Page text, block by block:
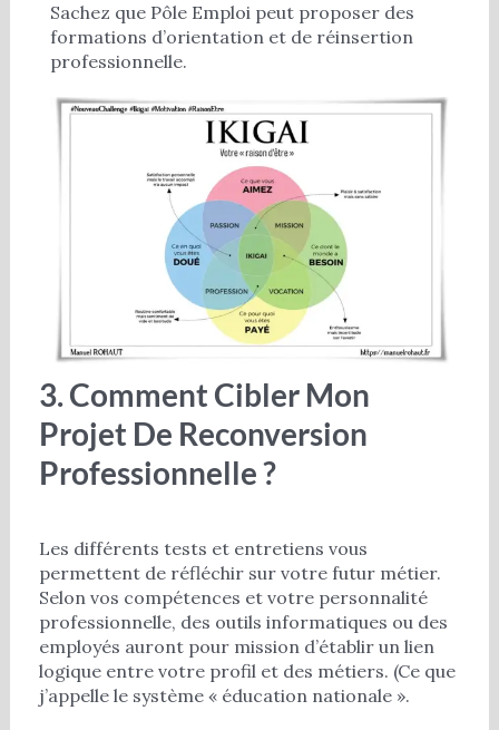
Sachez que Pôle Emploi peut proposer des
formations d’orientation et de réinsertion
professionnelle.
3. Comment Cibler Mon
Projet De Reconversion
Professionnelle ?
Les différents tests et entretiens vous
permettent de réfléchir sur votre futur métier.
Selon vos compétences et votre personnalité
professionnelle, des outils informatiques ou des
employés auront pour mission d’établir un lien
logique entre votre profil et des métiers. (Ce que
j’appelle le système « éducation nationale ».